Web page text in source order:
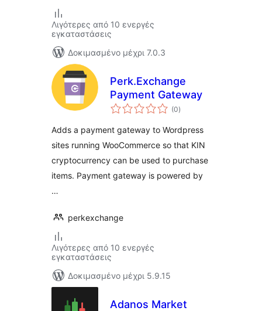
Λιγότερες από 10 ενεργές
εγκαταστάσεις
Δοκιμασμένο μέχρι 7.0.3
Perk.Exchange
Payment Gateway
(0αξιολογήσεις
σύνολο
)
Adds a payment gateway to Wordpress
sites running WooCommerce so that KIN
cryptocurrency can be used to purchase
items. Payment gateway is powered by
…
perkexchange
Λιγότερες από 10 ενεργές
εγκαταστάσεις
Δοκιμασμένο μέχρι 5.9.15
Adanos Market